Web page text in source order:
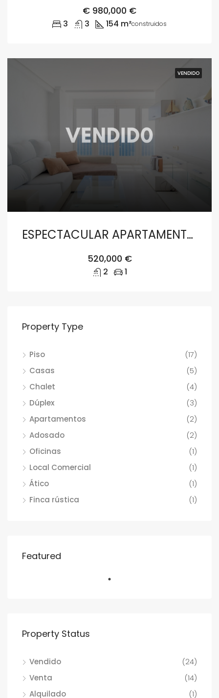
€ 980,000 €
3 3 154 m²construidos
VENDIDO
ESPECTACULAR APARTAMENTO EN JAVEA CON VISTAS UNICAS AL MEDITERRANEO
520,000 €
2 1
Property Type
Piso
(17)
Casas
(5)
Chalet
(4)
Dúplex
(3)
Apartamentos
(2)
Adosado
(2)
Oficinas
(1)
Local Comercial
(1)
Ático
(1)
Finca rústica
(1)
Featured
Property Status
Vendido
(24)
Venta
(14)
Alquilado
(1)